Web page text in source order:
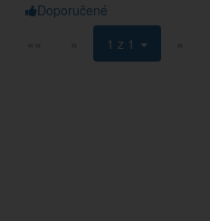
Doporučené
««
« 1 z 1 »